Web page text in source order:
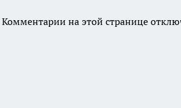
Комментарии на этой странице